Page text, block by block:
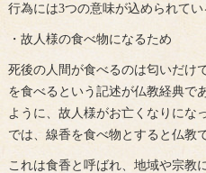
行為には3つの意味が込められてい
・故人様の食べ物になるため
死後の人間が食べるのは匂いだけ
を食べるという記述が仏教経典で
ように、故人様がお亡くなりにな
では、線香を食べ物とすると仏教
これは食香と呼ばれ、地域や宗教